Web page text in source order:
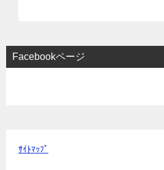
Facebookページ
ｻｲﾄﾏｯﾌﾟ